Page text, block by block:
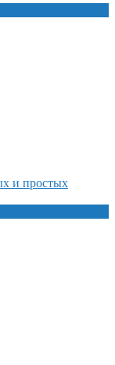
и простых